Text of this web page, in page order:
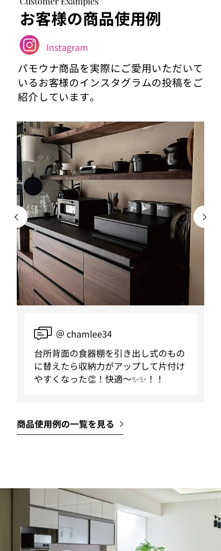
お客様の商品使用例
Instagram
パモウナ商品を実際にご愛用いただいて
いるお客様のインスタグラムの投稿をご
紹介しています。
＠ chamlee34
台所背面の食器棚を引き出し式のもの
に替えたら収納力がアップして片付け
やすくなった👏！快適〜✨✨！！
商品使用例の一覧を見る